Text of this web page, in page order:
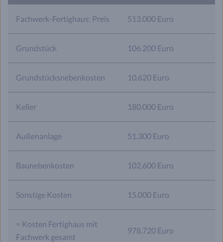
Fachwerk-Fertighaus: Preis 513.000 Euro
Grundstück 106.200 Euro
Grundstücksnebenkosten 10.620 Euro
Keller 180.000 Euro
Außenanlage 51.300 Euro
Baunebenkosten 102.600 Euro
Sonstige Kosten 15.000 Euro
= Kosten Fertighaus mit
Fachwerk gesamt
978.720 Euro